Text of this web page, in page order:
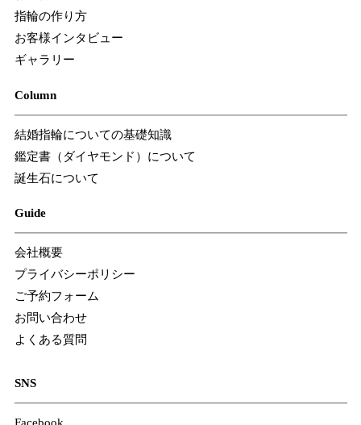
指輪の作り方
お客様インタビュー
ギャラリー
Column
結婚指輪についての基礎知識
鑑定書（ダイヤモンド）について
誕生石について
Guide
会社概要
プライバシーポリシー
ご予約フォーム
お問い合わせ
よくある質問
SNS